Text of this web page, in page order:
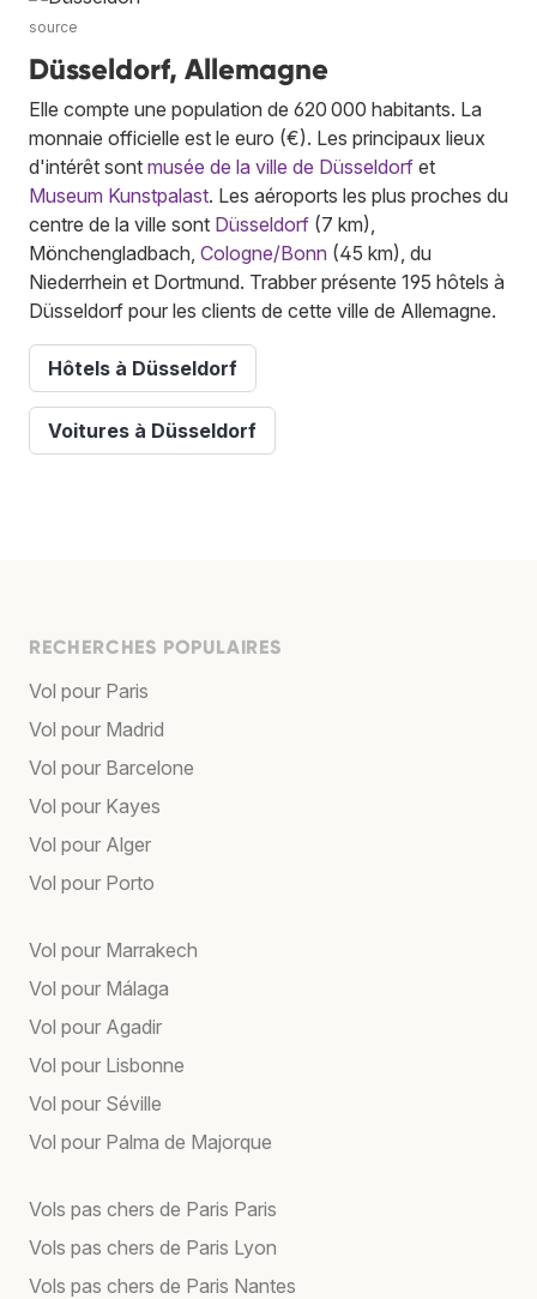
source
Düsseldorf, Allemagne
Elle compte une population de 620 000 habitants. La
monnaie officielle est le euro (€). Les principaux lieux
d'intérêt sont musée de la ville de Düsseldorf et
Museum Kunstpalast. Les aéroports les plus proches du
centre de la ville sont Düsseldorf (7 km),
Mönchengladbach, Cologne/Bonn (45 km), du
Niederrhein et Dortmund. Trabber présente 195 hôtels à
Düsseldorf pour les clients de cette ville de Allemagne.
Hôtels à Düsseldorf
Voitures à Düsseldorf
RECHERCHES POPULAIRES
Vol pour Paris
Vol pour Madrid
Vol pour Barcelone
Vol pour Kayes
Vol pour Alger
Vol pour Porto
Vol pour Marrakech
Vol pour Málaga
Vol pour Agadir
Vol pour Lisbonne
Vol pour Séville
Vol pour Palma de Majorque
Vols pas chers de Paris Paris
Vols pas chers de Paris Lyon
Vols pas chers de Paris Nantes